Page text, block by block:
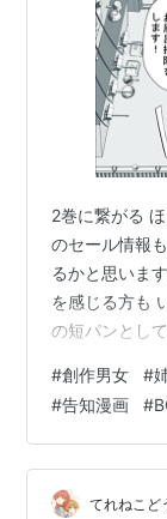
2巻に繋がる
のセール情報
るかと思いま
を感じる方も
の短パンとし
び心を入れま
も、 普通の短
漫画を描きま
しんで頂けた
#創作男女 #
#告知漫画 #
てれねこど